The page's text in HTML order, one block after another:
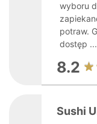
wyboru
potraw.
dostęp ...
8.2
Sushi